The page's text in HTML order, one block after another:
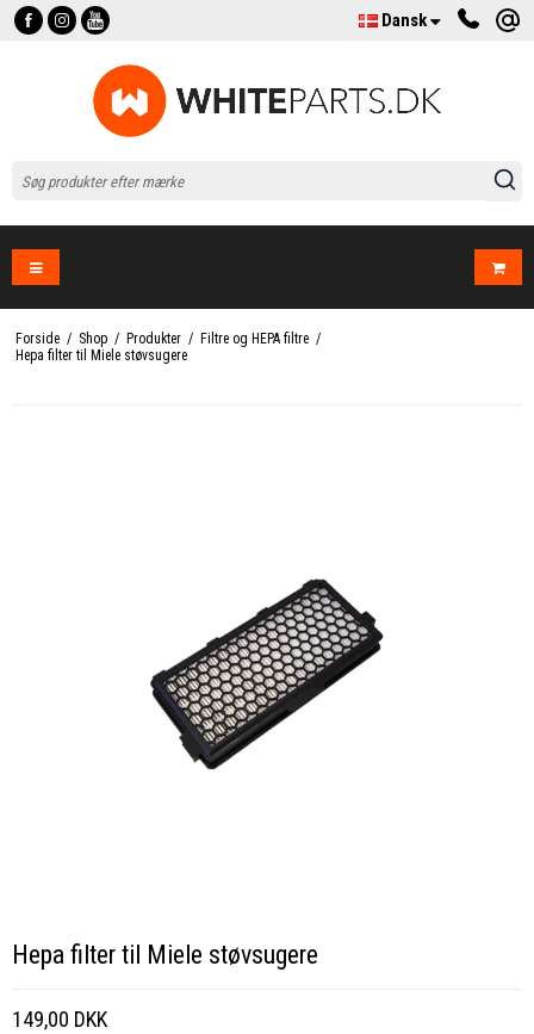
Dansk
Forside / Shop / Produkter / Filtre og HEPA filtre /
Hepa filter til Miele støvsugere
Hepa filter til Miele støvsugere
149,00 DKK